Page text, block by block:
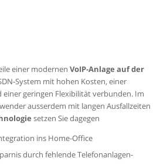
einer modernen VoIP-Anlage auf der
System mit hohen Kosten, einer
geringen Flexibilität verbunden. Im
ausserdem mit langen Ausfallzeiten
setzen Sie dagegen
ins Home-Office
durch fehlende Telefonanlagen-